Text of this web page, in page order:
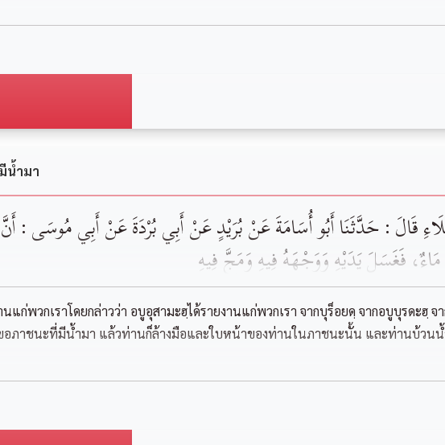
น้ำมา
‏قَالَ : حَدَّثَنَا ‏‏أَبُو أُسَامَةَ ‏‏عَنْ ‏‏بُرَيْدٍ ‏‏عَنْ ‏‏أَبِي بُرْدَةَ ‏‏عَنْ ‏أَبِي مُوسَى‏ : ‏أَنَّ
فَغَسَلَ يَدَيْهِ وَوَجْهَهُ فِيهِ ‏‏وَمَجَّ ‏‏فِيهِ
แก่พวกเราโดยกล่าวว่า อบูอุสามะฮฺได้รายงานแก่พวกเรา จากบุร็อยดฺ จากอบูบุรดะฮฺ
อภาชนะที่มีน้ำมา แล้วท่านก็ล้างมือและใบหน้าของท่านในภาชนะนั้น และท่านบ้วนน้